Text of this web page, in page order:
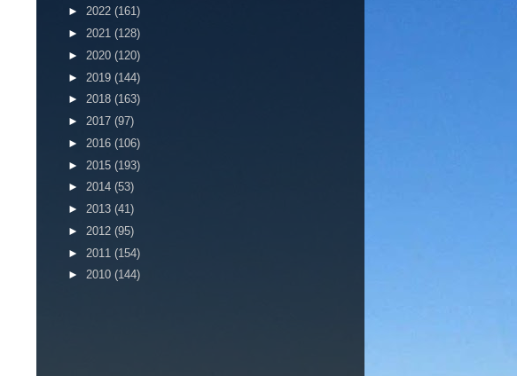
► 2022 (161)
► 2021 (128)
► 2020 (120)
► 2019 (144)
► 2018 (163)
► 2017 (97)
► 2016 (106)
► 2015 (193)
► 2014 (53)
► 2013 (41)
► 2012 (95)
► 2011 (154)
► 2010 (144)